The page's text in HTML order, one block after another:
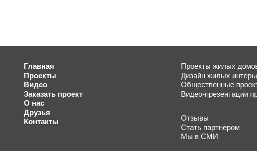
Главная
Проекты
Видео
Заказать проект
О нас
Друзья
Контакты
Проекты жилых
Дизайн жилых
Общественные
Видео-презентации
Отзывы
Стать партнером
Мы в СМИ